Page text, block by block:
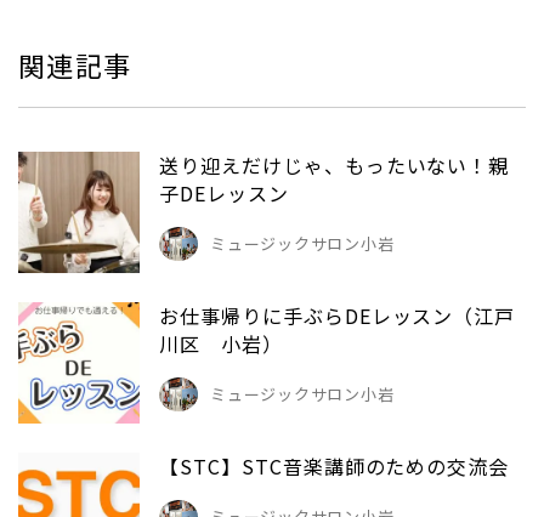
関連記事
送り迎えだけじゃ、もったいない！親
子DEレッスン
ミュージックサロン小岩
お仕事帰りに手ぶらDEレッスン（江戸
川区 小岩）
ミュージックサロン小岩
【STC】STC音楽講師のための交流会